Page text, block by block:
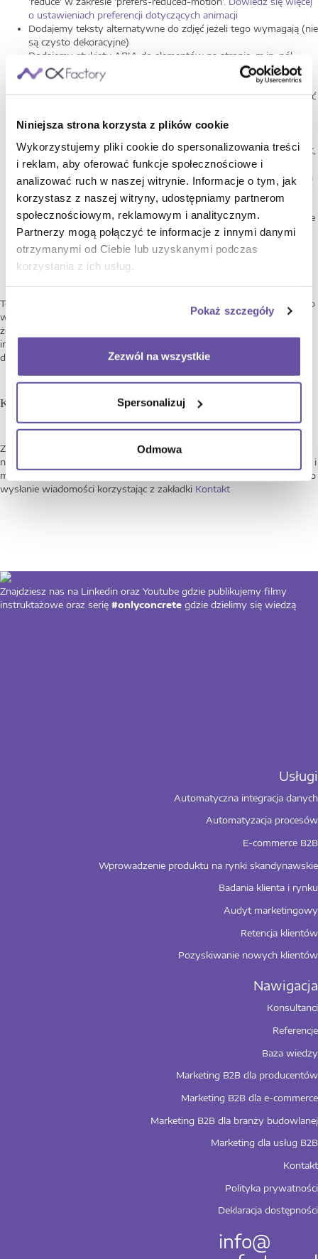
Niniejsza strona korzysta z plików cookie
Wykorzystujemy pliki cookie do spersonalizowania treści
i reklam, aby oferować funkcje społecznościowe i
analizować ruch w naszej witrynie. Informacje o tym, jak
korzystasz z naszej witryny, udostępniamy partnerom
społecznościowym, reklamowym i analitycznym.
Partnerzy mogą połączyć te informacje z innymi danymi
otrzymanymi od Ciebie lub uzyskanymi podczas
korzystania z ich usług.
Pokaż szczegóły
Zezwól na wszystkie
Spersonalizuj
Odmowa
o ustawieniach preferencji dotyczących animacji
Dodajemy teksty alternatywne do zdjęć jeżeli tego wymagają (nie
są czysto dekoracyjne)
Dodajemy etykiety ARIA do elementów na stronie, m.in. pól
formularzy, linków nie zawierająych tekstu i innych elementów
których przeznaczenie nie jest zrozumiałe podczas korzystania z
czytników ekranu i innych narzędzi wspomagających dostępność
Zapewniamy odpowiedni kontrast tekstu na poziomie 4.5:1
wyznaczania nagłówków, regionów/punktów orientacyjnych, list,
tekstu podkreślonego lub specjalnego itp.
Tabele są używane do danych tabelarycznych, a komórki danych
są powiązane z ich nagłówkami. Podpisy tabel danych, jeśli są
obecne, są powiązane z tabelami danych.
Etykiety tekstowe są powiązane z polami formularza. Powiązane
kontrolki formularza są grupowane za pomocą zestawu
pól/legendy. Oznaczenie ARIA może być używane, gdy
standardowy HTML jest niewystarczający.
To jest część naszych szerszych wysiłków, aby doświadczenie każdego
w domenie Natulin.eco było przyjemne i gościnne. Prosimy zauważyć,
że chociaż dokładamy wszelkich starań, aby zapewnić dostępność
informacji dla wszystkich użytkowników, nie możemy zagwarantować
dostępności stron trzecich, do których możemy linkować.
Kontakt wsparcia dostępności
Zachęcamy do przekazywania komentarzy, pytań i opinii na temat
naszej strony internetowej. Jeśli używasz technologii wspomagających i
masz trudności z korzystaniem z naszej strony internetowej, prosimy o
wysłanie wiadomości korzystając z zakładki Kontakt
Znajdziesz nas na Linkedin oraz Youtube gdzie publikujemy filmy
instruktażowe oraz serię #onlyconcrete gdzie dzielimy się wiedzą
Automatyczna integracja danych
Automatyzacja procesów
E-commerce B2B
Wprowadzenie produktu na rynki skandynawskie
Badania klienta i rynku
Audyt marketingowy
Retencja klientów
Pozyskiwanie nowych klientów
Konsultanci
Referencje
Baza wiedzy
Marketing B2B dla producentów
Marketing B2B dla e-commerce
Marketing B2B dla branży budowlanej
Marketing dla usług B2B
Kontakt
Polityka prywatności
Deklaracja dostępności
info@